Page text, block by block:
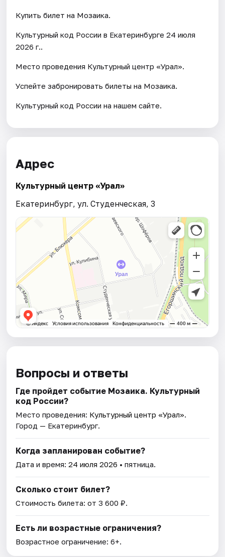
Купить билет на Мозаика.
Культурный код России в Екатеринбурге 24 июля
2026 г..
Место проведения Культурный центр «Урал».
Успейте забронировать билеты на Мозаика.
Культурный код России на нашем сайте.
Адрес
Культурный центр «Урал»
Екатеринбург, ул. Студенческая, 3
Вопросы и ответы
Где пройдет событие Мозаика. Культурный
код России?
Место проведения: Культурный центр «Урал».
Город — Екатеринбург.
Когда запланирован событие?
Дата и время:24 июля 2026 • пятница.
Сколько стоит билет?
Стоимость билета: от 3 600 ₽.
Есть ли возрастные ограничения?
Возрастное ограничение: 6+.